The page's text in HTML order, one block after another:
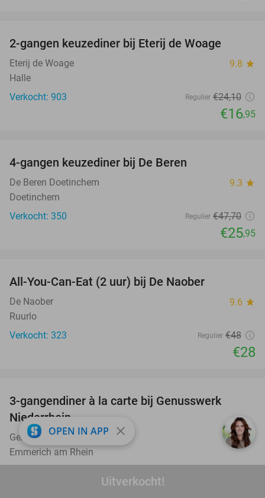
Uitverkocht!
2-gangen keuzediner bij Eterij de Woage
Eterij de Woage 9.8 star
Halle
Verkocht: 903
Regulier €24,10
€16,95
4-gangen keuzediner bij De Beren
De Beren Doetinchem 9.3 star
Doetinchem
Verkocht: 350
Regulier €47,70
€25,95
All-You-Can-Eat (2 uur) bij De Naober
De Naober 9.6 star
Ruurlo
Verkocht: 323
Regulier €48
€28
3-gangendiner à la carte bij Genusswerk
Niederrhein
Genusswerk Niederrhein 9.5star
Emmerich am Rhein
OPEN IN APP close